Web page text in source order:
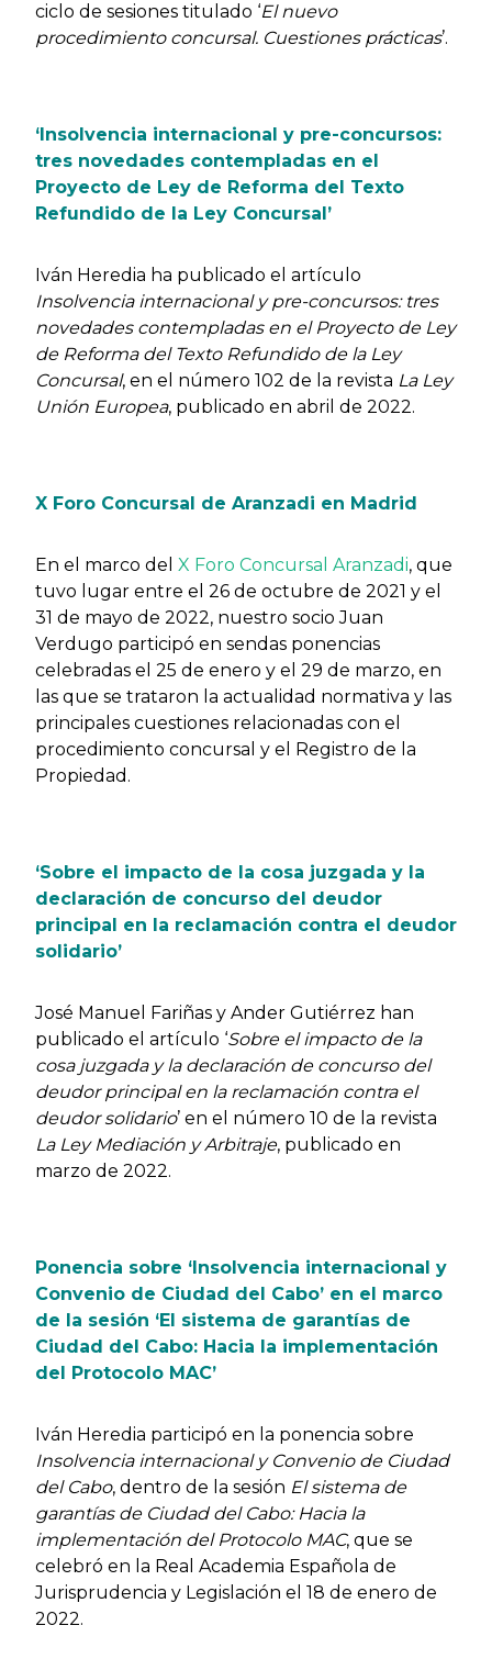
ciclo de sesiones titulado ‘El nuevo
procedimiento concursal. Cuestiones prácticas’.
‘Insolvencia internacional y pre-concursos:
tres novedades contempladas en el
Proyecto de Ley de Reforma del Texto
Refundido de la Ley Concursal’
Iván Heredia ha publicado el artículo
Insolvencia internacional y pre-concursos: tres
novedades contempladas en el Proyecto de Ley
de Reforma del Texto Refundido de la Ley
Concursal, en el número 102 de la revista La Ley
Unión Europea, publicado en abril de 2022.
X Foro Concursal de Aranzadi en Madrid
En el marco del X Foro Concursal Aranzadi, que
tuvo lugar entre el 26 de octubre de 2021 y el
31 de mayo de 2022, nuestro socio Juan
Verdugo participó en sendas ponencias
celebradas el 25 de enero y el 29 de marzo, en
las que se trataron la actualidad normativa y las
principales cuestiones relacionadas con el
procedimiento concursal y el Registro de la
Propiedad.
‘Sobre el impacto de la cosa juzgada y la
declaración de concurso del deudor
principal en la reclamación contra el deudor
solidario’
José Manuel Fariñas y Ander Gutiérrez han
publicado el artículo ‘Sobre el impacto de la
cosa juzgada y la declaración de concurso del
deudor principal en la reclamación contra el
deudor solidario’ en el número 10 de la revista
La Ley Mediación y Arbitraje, publicado en
marzo de 2022.
Ponencia sobre ‘Insolvencia internacional y
Convenio de Ciudad del Cabo’ en el marco
de la sesión ‘El sistema de garantías de
Ciudad del Cabo: Hacia la implementación
del Protocolo MAC’
Iván Heredia participó en la ponencia sobre
Insolvencia internacional y Convenio de Ciudad
del Cabo, dentro de la sesión El sistema de
garantías de Ciudad del Cabo: Hacia la
implementación del Protocolo MAC, que se
celebró en la Real Academia Española de
Jurisprudencia y Legislación el 18 de enero de
2022.